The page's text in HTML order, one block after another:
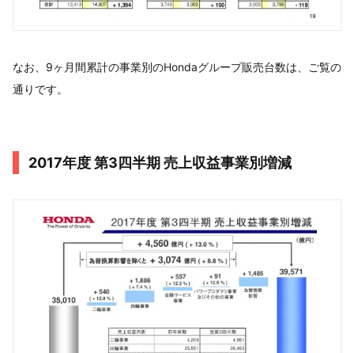
なお、9ヶ月間累計の事業別のHondaグループ販売台数は、ご覧の
通りです。
2017年度 第3四半期 売上収益事業別増減